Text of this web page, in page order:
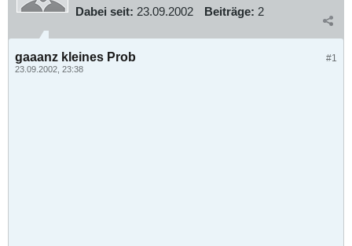
Dabei seit: 23.09.2002 Beiträge: 2
#1
gaaanz kleines Prob
23.09.2002, 23:38